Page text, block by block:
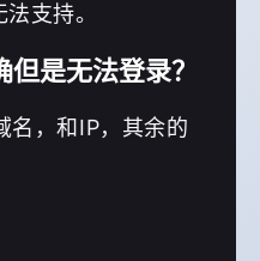
支持。
是无法登录？
名，和IP，其余的